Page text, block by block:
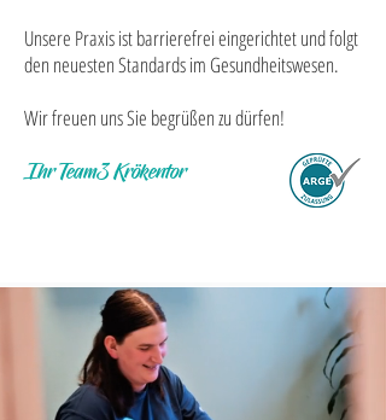
Unsere Praxis ist barrierefrei eingerichtet und folgt
den neuesten Standards im Gesundheitswesen.
Wir freuen uns Sie begrüßen zu dürfen!
Ihr Team3 Krökentor